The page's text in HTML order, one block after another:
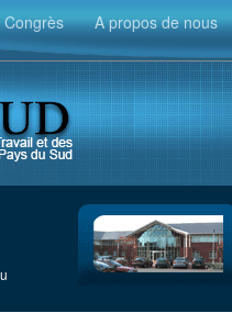
Congrès A propos de nous